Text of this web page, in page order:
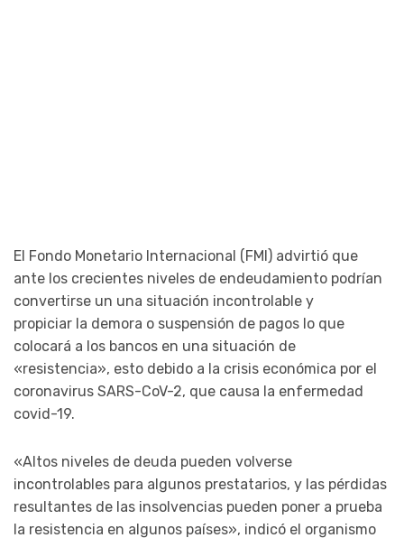
El Fondo Monetario Internacional (FMI) advirtió que
ante los crecientes niveles de endeudamiento podrían
convertirse un una situación incontrolable y
propiciar la demora o suspensión de pagos lo que
colocará a los bancos en una situación de
«resistencia», esto debido a la crisis económica por el
coronavirus SARS-CoV-2, que causa la enfermedad
covid-19.
«Altos niveles de deuda pueden volverse
incontrolables para algunos prestatarios, y las pérdidas
resultantes de las insolvencias pueden poner a prueba
la resistencia en algunos países», indicó el organismo